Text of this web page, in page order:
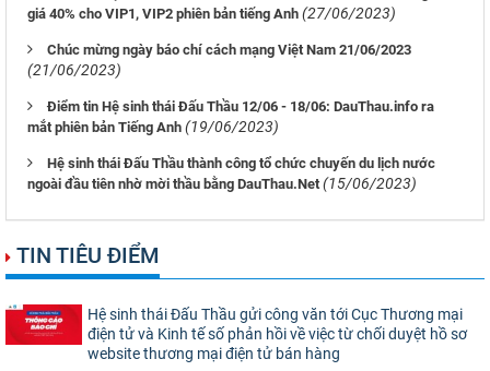
giá 40% cho VIP1, VIP2 phiên bản tiếng Anh (27/06/2023)
Chúc mừng ngày báo chí cách mạng Việt Nam 21/06/2023
(21/06/2023)
Điểm tin Hệ sinh thái Đấu Thầu 12/06 - 18/06: DauThau.info ra
mắt phiên bản Tiếng Anh (19/06/2023)
Hệ sinh thái Đấu Thầu thành công tổ chức chuyến du lịch nước
ngoài đầu tiên nhờ mời thầu bằng DauThau.Net (15/06/2023)
TIN TIÊU ĐIỂM
Hệ sinh thái Đấu Thầu gửi công văn tới Cục Thương mại
điện tử và Kinh tế số phản hồi về việc từ chối duyệt hồ sơ
website thương mại điện tử bán hàng